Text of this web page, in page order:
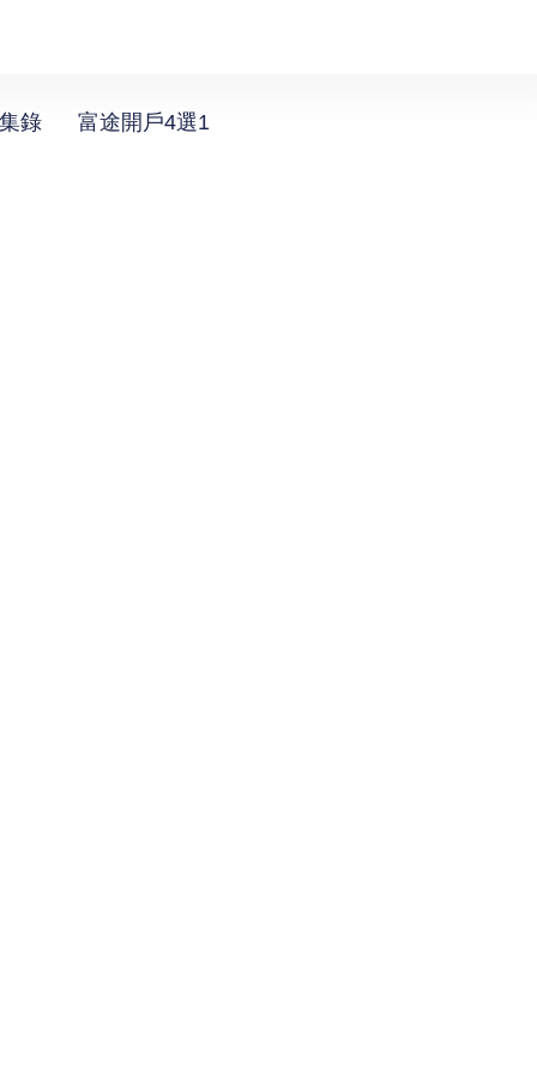
錄 富途開戶4選1